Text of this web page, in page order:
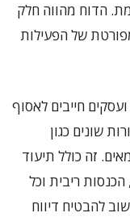
הדוח מהווה חלק
של הפעילות
חייבים לאסוף
שונים כגון
זה כולל תיעוד
הכנסות ריבית וכל
להבטיח דיווח